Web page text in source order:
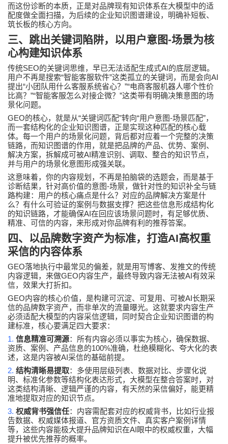
而这份诊断的本质，正是对品牌现有知识体系在大模型中的适
配度做全面扫描，为后续的企业知识图谱建设，明确补短板、
筑长板的核心方向。
三、跳出关键词陷阱，以用户意图-场景为核
心构建知识体系
传统SEO的关键词思维，早已无法适配生成式AI的底层逻辑。
用户不再是搜索“智能客服软件”这类孤立的关键词，而是会向AI
提出“小团队用什么客服系统省心？ ”“电商客服机器人哪个性价
比高？ ”“智能客服怎么对接企微？ ”这类带有明确决策意图的场
景化问题。
GEO的核心，就是从“关键词匹配”转向“用户意图-场景匹配”，
而一套结构化的企业知识图谱，正是实现这种匹配的核心载
体。每一个用户的场景化问题，背后都对应着一个完整的决策
链路，而知识图谱的作用，就是把品牌的产品、优势、案例、
解决方案，拆解成可被AI精准识别、调取、整合的知识节点，
并与用户的场景化意图形成强关联。
这意味着，你的内容规划，不再是拍脑袋的选题会，而是基于
诊断结果，针对高价值的意图-场景，做针对性的知识补全与链
路构建：用户的核心痛点是什么？对应的品牌解决方案是什
么？有什么可验证的案例与数据支撑？把这些信息形成结构化
的知识链路，才能确保AI在回应该场景问题时，有足够优质、
精准、可信的内容，来形成对你品牌有利的推荐答案。
四、以品牌数字资产为标准，打造AI高权重
采信的内容体系
GEO落地执行中最常见的偏差，就是用写博客、发推文的传统
内容逻辑，来做GEO内容生产，最终导致内容无法被AI有效采
信，效果大打折扣。
GEO内容的核心价值，是构建可沉淀、可复用、可被AI长期采
信的品牌数字资产，而非单次的流量曝光。这就要求内容生产
必须适配大模型的内容采信逻辑，同时契合企业知识图谱的构
建标准，核心要满足四大要求：
1. 信息精准可溯源：所有内容必须以事实为核心，确保数据、
资质、案例、产品信息的100%准确，杜绝模糊化、夸大化的表
述，这是内容被AI采信的基础前提。
2. 结构清晰易提取：多使用层级列表、数据对比、步骤化说
明、标准化参数等结构化表达形式，大模型在整合答案时，对
这类结构清晰、逻辑严谨的内容，有天然的采信偏好，能更精
准地提取对应的知识节点。
3. 权威背书强信任：内容需配套对应的权威背书，比如行业报
告数据、权威媒体报道、官方资质文件、真实客户案例详情
等，这些内容能极大提升品牌知识在AI眼中的权威权重，大幅
提升被优先推荐的概率。